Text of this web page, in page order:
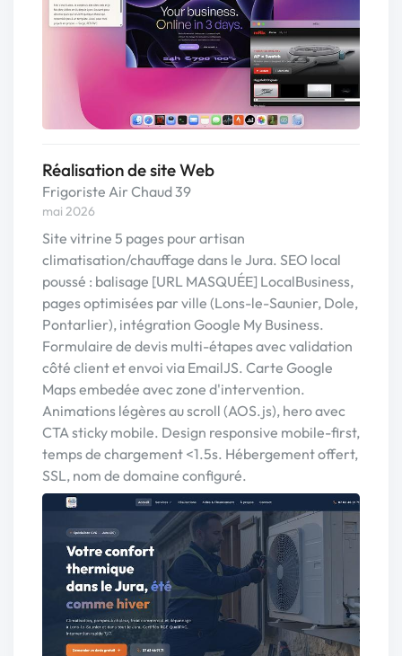
Réalisation de site Web
Frigoriste Air Chaud 39
mai 2026
Site vitrine 5 pages pour artisan
climatisation/chauffage dans le Jura. SEO local
poussé : balisage [URL MASQUÉE] LocalBusiness,
pages optimisées par ville (Lons-le-Saunier, Dole,
Pontarlier), intégration Google My Business.
Formulaire de devis multi-étapes avec validation
côté client et envoi via EmailJS. Carte Google
Maps embedée avec zone d'intervention.
Animations légères au scroll (AOS.js), hero avec
CTA sticky mobile. Design responsive mobile-first,
temps de chargement <1.5s. Hébergement offert,
SSL, nom de domaine configuré.